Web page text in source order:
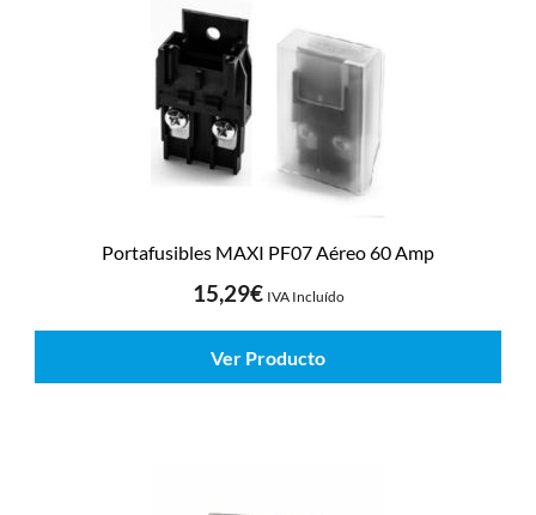
Portafusibles MAXI PF07 Aéreo 60 Amp
15,29€ IVA Incluído
Ver Producto